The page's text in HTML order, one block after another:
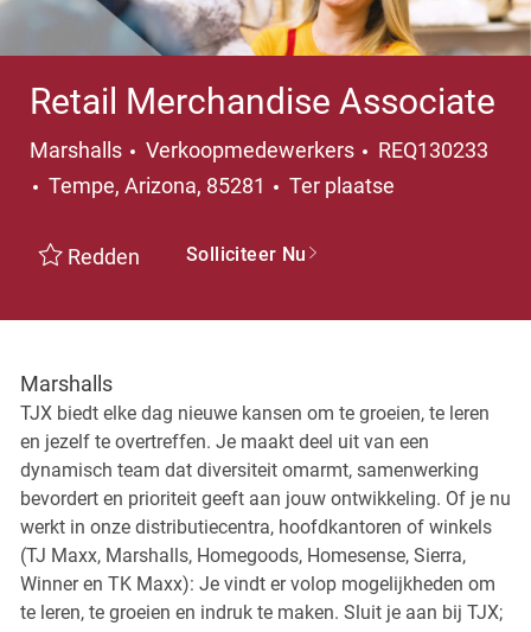
Retail Merchandise Associate
Marshalls Categorie
Verkoopmedewerkers
REQ130233
Plaats
Tempe, Arizona, 85281 Ter plaatse
Redden Solliciteer Nu
Marshalls
TJX biedt elke dag nieuwe kansen om te groeien, te leren
en jezelf te overtreffen. Je maakt deel uit van een
dynamisch team dat diversiteit omarmt, samenwerking
bevordert en prioriteit geeft aan jouw ontwikkeling. Of je nu
werkt in onze distributiecentra, hoofdkantoren of winkels
(TJ Maxx, Marshalls, Homegoods, Homesense, Sierra,
Winner en TK Maxx): Je vindt er volop mogelijkheden om
te leren, te groeien en indruk te maken. Sluit je aan bij TJX;